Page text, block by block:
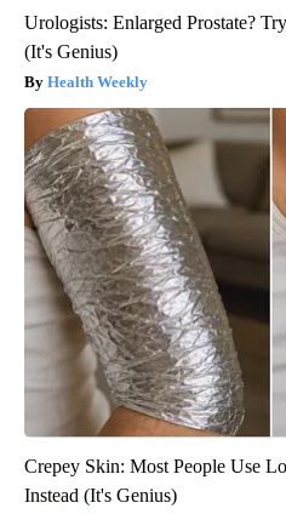
Urologists: Enlarged Prostate?
(It's Genius)
Health Weekly
Crepey Skin: Most People Use
Instead (It's Genius)